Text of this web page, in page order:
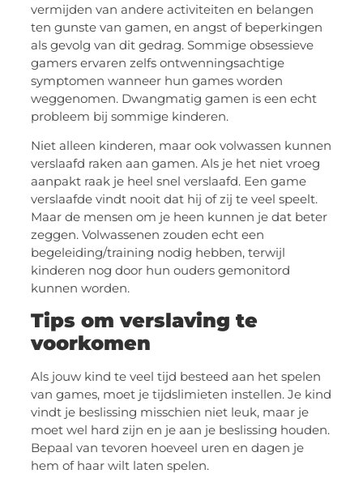
vermijden van andere activiteiten en belangen
ten gunste van gamen, en angst of beperkingen
als gevolg van dit gedrag. Sommige obsessieve
gamers ervaren zelfs ontwenningsachtige
symptomen wanneer hun games worden
weggenomen. Dwangmatig gamen is een echt
probleem bij sommige kinderen.
Niet alleen kinderen, maar ook volwassen kunnen
verslaafd raken aan gamen. Als je het niet vroeg
aanpakt raak je heel snel verslaafd. Een game
verslaafde vindt nooit dat hij of zij te veel speelt.
Maar de mensen om je heen kunnen je dat beter
zeggen. Volwassenen zouden echt een
begeleiding/training nodig hebben, terwijl
kinderen nog door hun ouders gemonitord
kunnen worden.
Tips om verslaving te
voorkomen
Als jouw kind te veel tijd besteed aan het spelen
van games, moet je tijdslimieten instellen. Je kind
vindt je beslissing misschien niet leuk, maar je
moet wel hard zijn en je aan je beslissing houden.
Bepaal van tevoren hoeveel uren en dagen je
hem of haar wilt laten spelen.